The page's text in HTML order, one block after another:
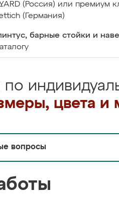
(Россия) или премиум
(Германия)
барные стойки и
по
цвета и
вопросы